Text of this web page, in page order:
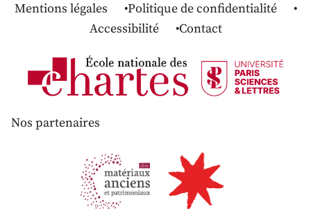
Mentions légales
Politique de confidentialité
Accessibilité
Contact
Nos partenaires